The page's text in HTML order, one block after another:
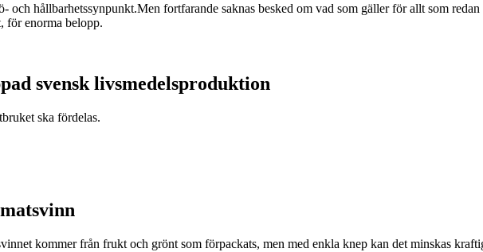
och hållbarhetssynpunkt.Men fortfarande saknas besked om vad som gäller för allt som
för enorma belopp.
svensk livsmedelsproduktion
ska fördelas.
kommer från frukt och grönt som förpackats, men med enkla knep kan det minskas